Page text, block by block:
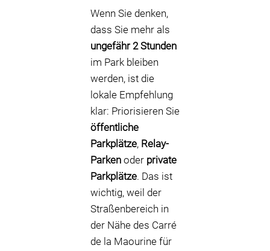
Wenn Sie denken,
dass Sie mehr als
ungefähr 2 Stunden
im Park bleiben
werden, ist die
lokale Empfehlung
klar: Priorisieren Sie
öffentliche
Parkplätze, Relay-
Parken oder private
Parkplätze. Das ist
wichtig, weil der
Straßenbereich in
der Nähe des Carré
de la Maourine für